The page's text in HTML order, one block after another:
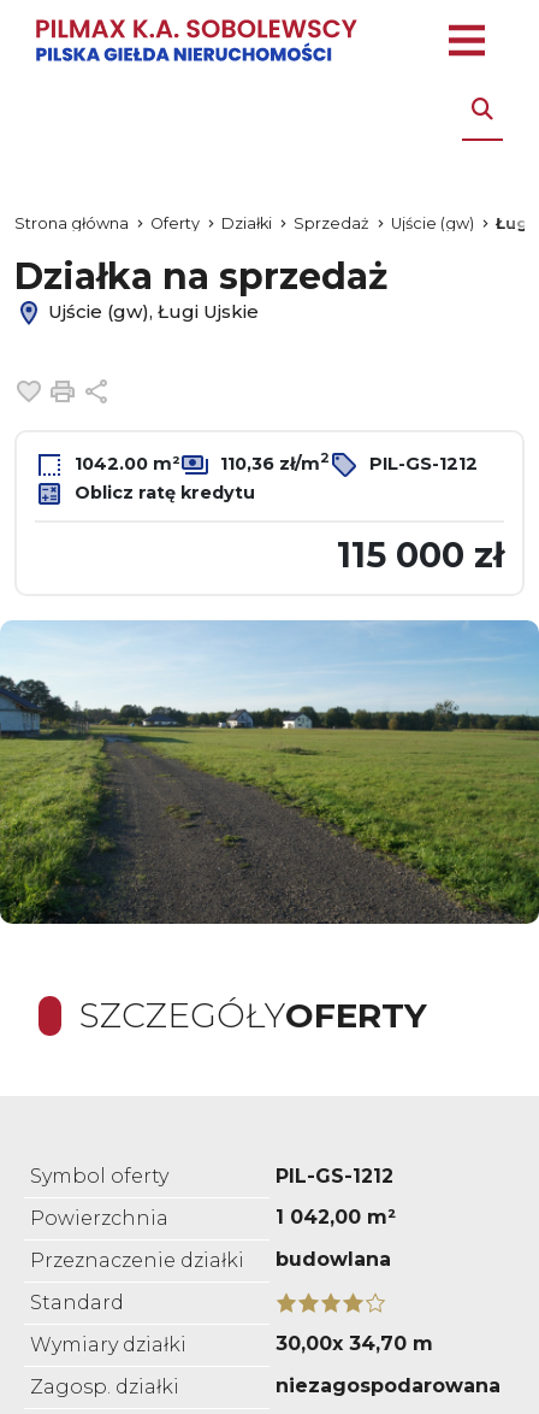
Strona główna Oferty Działki Sprzedaż Ujście (gw) Ługi
Działka na sprzedaż
Ujście (gw), Ługi Ujskie
Dodaj do ulubionych
Drukuj
1042.00 m² 110,36 zł/m2
PIL-GS-1212
Oblicz ratę kredytu
115 000 zł
SZCZEGÓŁYOFERTY
Symbol oferty
PIL-GS-1212
Powierzchnia
1 042,00 m²
Przeznaczenie działki
budowlana
Standard
Wymiary działki
30,00x 34,70 m
Zagosp. działki
niezagospodarowana